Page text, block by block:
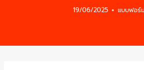
19/06/2025 แบบฟอร์